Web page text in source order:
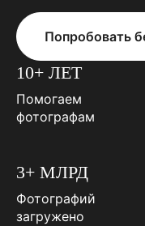
Попробовать
10+ ЛЕТ
Помогаем
фотографам
3+ МЛРД
Фотографий
загружено